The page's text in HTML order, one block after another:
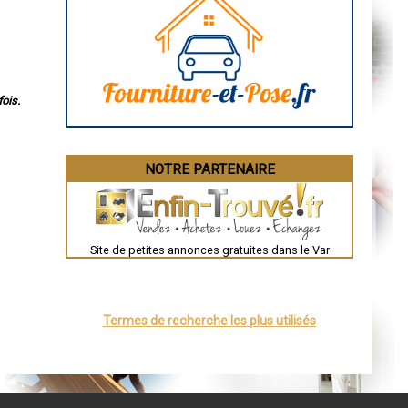
Saint-Brieuc
Besançon
Évreux
Brest
Nîmes
Toulouse
Montpellier
Le Puy-en-Velay
Nantes
NOTRE PARTENAIRE
Site de petites annonces gratuites dans le Var
Termes de recherche les plus utilisés